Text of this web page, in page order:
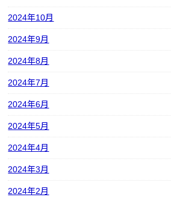
2024年10月
2024年9月
2024年8月
2024年7月
2024年6月
2024年5月
2024年4月
2024年3月
2024年2月